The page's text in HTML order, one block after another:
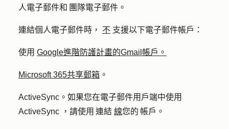
人電子郵件和 團隊電子郵件。
連結個人電子郵件時， 不 支援以下電子郵件帳戶：
使用 Google進階防護計畫的Gmail帳戶。
Microsoft 365共享郵箱 。
ActiveSync。如果您在電子郵件用戶端中使用
ActiveSync ，請使用 連結 線您的 帳戶。